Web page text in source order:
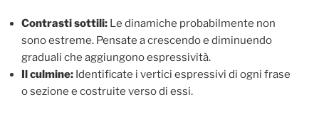
Contrasti sottili: Le dinamiche probabilmente non
sono estreme. Pensate a crescendo e diminuendo
graduali che aggiungono espressività.
Il culmine: Identificate i vertici espressivi di ogni frase
o sezione e costruite verso di essi.